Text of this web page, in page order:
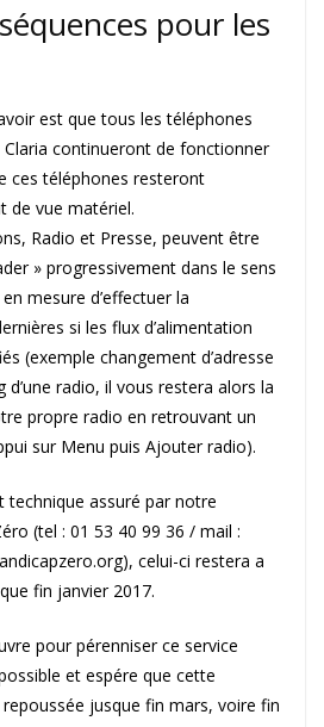
pour les
est que tous les téléphones
continueront de fonctionner
ces téléphones resteront
de vue matériel.
Radio et Presse, peuvent être
» progressivement dans le sens
mesure d’effectuer la
si les flux d’alimentation
(exemple changement d’adresse
radio, il vous restera alors la
propre radio en retrouvant un
sur Menu puis Ajouter radio).
technique assuré par notre
(tel : 01 53 40 99 36 / mail :
celui-ci restera a
fin janvier 2017.
pour pérenniser ce service
et espére que cette
jusque fin mars, voire fin